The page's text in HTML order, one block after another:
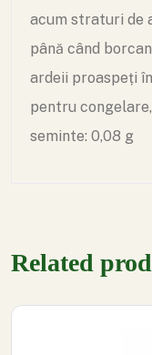
acum straturi de
până când
ardeii proaspeți
pentru
seminte: 0,08 g
Related